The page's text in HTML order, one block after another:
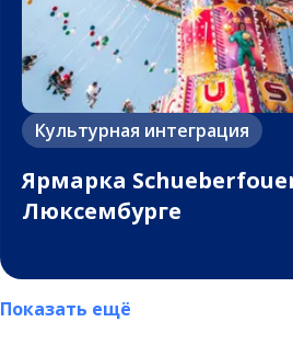
Культурная интеграция
Ярмарка
Люксембурге
Показать ещё